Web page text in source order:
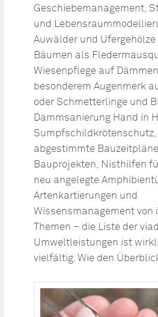
Geschiebemanagement,
und
Auwälder und
Bäumen als
Wiesenpflege auf
besonderem Augenmerk
oder Schmetterlinge und
Dammsanierung Hand in
Sumpfschildkrötenschutz,
abgestimmte
Bauprojekten, Nisthilfen
neu angelegte
Artenkartierungen und
Wissensmanagement von
Themen – die Liste der
Umweltleistungen ist
vielfältig. Wie den